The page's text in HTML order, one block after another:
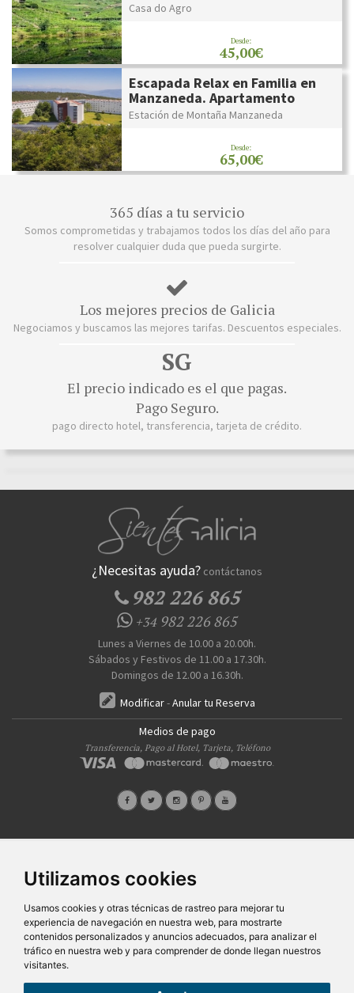
Utilizamos cookies
Usamos cookies y otras técnicas de rastreo para mejorar tu
experiencia de navegación en nuestra web, para mostrarte
contenidos personalizados y anuncios adecuados, para analizar el
tráfico en nuestra web y para comprender de donde llegan nuestros
visitantes.
Casa do Agro
Desde:
45,00€
Escapada Relax en Familia en
Manzaneda. Apartamento
Estación de Montaña Manzaneda
Desde:
65,00€
365 días a tu servicio
Somos comprometidas y trabajamos todos los días del año para
resolver cualquier duda que pueda surgirte.
Los mejores precios de Galicia
Negociamos y buscamos las mejores tarifas. Descuentos especiales.
SG
El precio indicado es el que pagas.
Pago Seguro.
pago directo hotel, transferencia, tarjeta de crédito.
¿Necesitas ayuda? contáctanos
982 226 865
+34982 226 865
Lunes a Viernes de 10.00 a 20.00h.
Sábados y Festivos de 11.00 a 17.30h.
Domingos de 12.00 a 16.30h.
Modificar-Anular tu Reserva
Medios de pago
Transferencia, Pago al Hotel, Tarjeta, Teléfono
Quiénes Somos Condiciones Generales-Privacidad
sobre cookies|Ayudas
SG Entornos Turísticos S.L. Av. Vila Verde Cidade de Portugal, 25 Bajo. Lugo 27002 – España
- Licencia Agencia de viajes
- C.I.F.
B-27413228
Todos los derechos reservados